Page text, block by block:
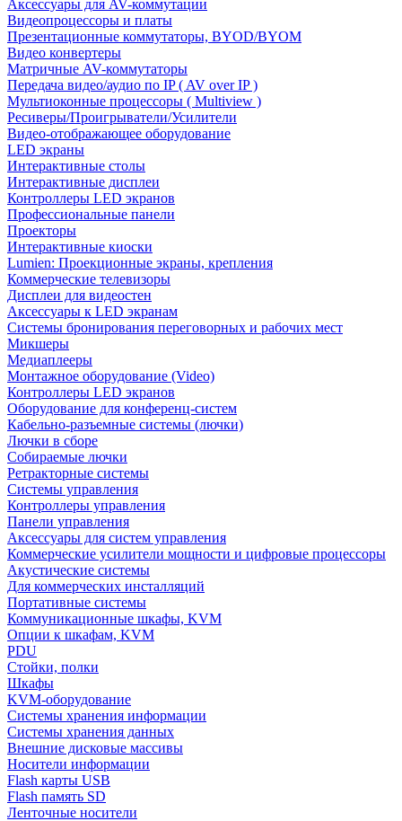
Аксессуары для AV-коммутации
Видеопроцессоры и платы
Презентационные коммутаторы, BYOD/BYOM
Видео конвертеры
Матричные AV-коммутаторы
Передача видео/аудио по IP ( AV over IP )
Мультиоконные процессоры ( Multiview )
Ресиверы/Проигрыватели/Усилители
Видео-отображающее оборудование
LED экраны
Интерактивные столы
Интерактивные дисплеи
Контроллеры LED экранов
Профессиональные панели
Проекторы
Интерактивные киоски
Lumien: Проекционные экраны, крепления
Коммерческие телевизоры
Дисплеи для видеостен
Аксессуары к LED экранам
Системы бронирования переговорных и рабочих мест
Микшеры
Медиаплееры
Монтажное оборудование (Video)
Контроллеры LED экранов
Оборудование для конференц-систем
Кабельно-разъемные системы (лючки)
Лючки в сборе
Собираемые лючки
Ретракторные системы
Системы управления
Контроллеры управления
Панели управления
Аксессуары для систем управления
Коммерческие усилители мощности и цифровые процессоры
Акустические системы
Для коммерческих инсталляций
Портативные системы
Коммуникационные шкафы, KVM
Опции к шкафам, KVM
PDU
Стойки, полки
Шкафы
KVM-оборудование
Системы хранения информации
Системы хранения данных
Внешние дисковые массивы
Носители информации
Flash карты USB
Flash память SD
Ленточные носители